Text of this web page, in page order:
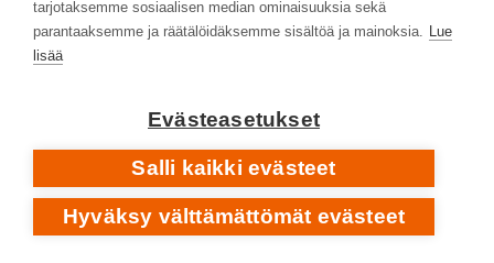
Toim. Tuomas Pelttari
Soundcloud
tarjotaksemme sosiaalisen median ominaisuuksia sekä
parantaaksemme ja räätälöidäksemme sisältöä ja mainoksia. Lue
lisää
Evästeasetukset
Salli kaikki evästeet
Hyväksy välttämättömät evästeet